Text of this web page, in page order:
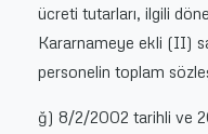
ücreti tutarları, ilgili
Kararnameye ekli (II)
personelin toplam
ğ) 8/2/2002 tarihli ve